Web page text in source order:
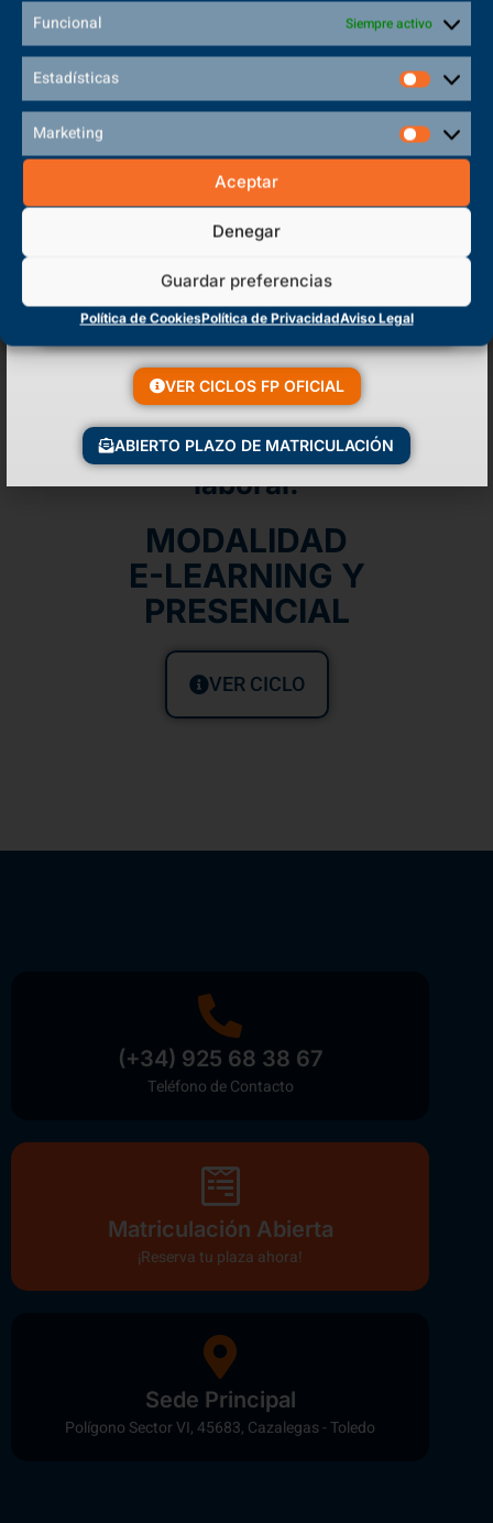
Funcional Siempre activo
Estadísticas
Marketing
Aceptar
Denegar
Guardar preferencias
Política de CookiesPolítica de PrivacidadAviso Legal
¿Te gustaría estudiar?
Tu sitio está aquí.
Fórmate como TSEI y disfruta
como un niño de tu futuro
laboral.
MODALIDAD
E-LEARNING Y
PRESENCIAL
VER CICLO
(+34) 925 68 38 67
Teléfono de Contacto
Matriculación Abierta
¡Reserva tu plaza ahora!
Sede Principal
Polígono Sector VI, 45683, Cazalegas - Toledo
VER CICLOS FP OFICIAL
ABIERTO PLAZO DE MATRICULACIÓN